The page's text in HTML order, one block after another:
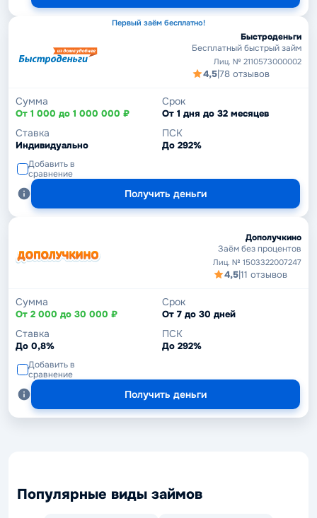
Первый заём бесплатно!
Быстроденьги
Бесплатный быстрый займ
Лиц. № 2110573000002
4,5|78 отзывов
Сумма
От 1 000 до 1 000 000 ₽
Срок
От 1 дня до 32 месяцев
Ставка
Индивидуально
ПСК
До 292%
Добавить в
сравнение
Получить деньги
Дополучкино
Заём без процентов
Лиц. № 1503322007247
4,5|11 отзывов
Сумма
От 2 000 до 30 000 ₽
Срок
От 7 до 30 дней
Ставка
До 0,8%
ПСК
До 292%
Добавить в
сравнение
Получить деньги
Популярные виды займов